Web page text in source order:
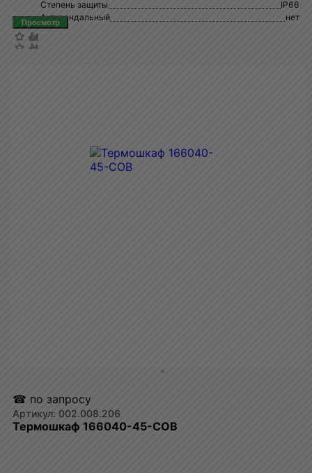
Степень защиты
IP66
Антивандальный
нет
☎ по запросу
002.008.206
Термошкаф 166040-45-СОВ